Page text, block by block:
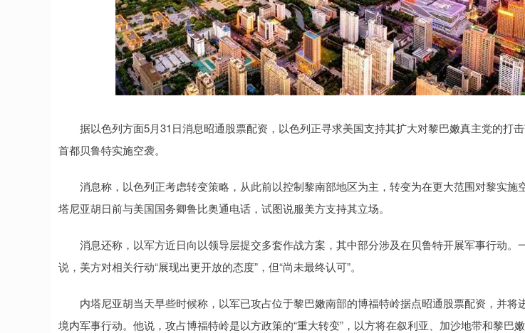
据以色列方面5月31日消息昭通股票配资，以色列正寻求美国支持其扩大对黎巴嫩真主党的打
首都贝鲁特实施空袭。
消息称，以色列正考虑转变策略，从此前以控制黎南部地区为主，转变为在更大范围对黎实施
塔尼亚胡日前与美国国务卿鲁比奥通电话，试图说服美方支持其立场。
消息还称，以军方近日向以领导层提交多套作战方案，其中部分涉及在贝鲁特开展军事行动。
说，美方对相关行动“展现出更开放的态度”，但“尚未最终认可”。
内塔尼亚胡当天早些时候称，以军已攻占位于黎巴嫩南部的博福特岭据点昭通股票配资，并将
境内军事行动。他说，攻占博福特岭是以方政策的“重大转变”，以方将在叙利亚、加沙地带和黎巴